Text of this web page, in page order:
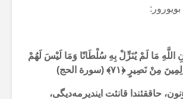
بویورور:
اللَّهِ مَا لَمْ يُنَزِّلْ بِهِ سُلْطَانًا وَمَا لَيْسَ لَهُمْ
مِنْ نَصِيرٍ﴿۷۱﴾ (سورة الحج)
حاققئندا قانئت ایندیرمەدیگی،